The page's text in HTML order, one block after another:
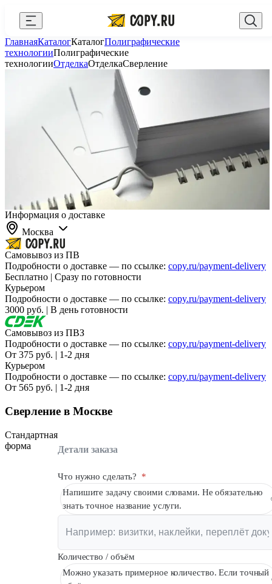
Выберите город
AI Copy.ru
API и интеграции
Сувениры с логотипом
Калькулятор
Генератор QR-кодов
Публичная оферта
Клуб привилегий
Вакансии
О компании
Написать директору
Арендодателям
Портфолио
Закрыть
ГлавнаяКаталогКаталогПолиграфические
технологииПолиграфические
технологииОтделкаОтделкаСверление
Информация о доставке
Москва
Самовывоз из ПВ
Подробности о доставке — по ссылке: copy.ru/payment-delivery
Бесплатно | Сразу по готовности
Курьером
Подробности о доставке — по ссылке: copy.ru/payment-delivery
3000 руб. | В день готовности
Самовывоз из ПВЗ
Подробности о доставке — по ссылке: copy.ru/payment-delivery
От 375 руб. | 1-2 дня
Курьером
Подробности о доставке — по ссылке: copy.ru/payment-delivery
От 565 руб. | 1-2 дня
Сверление в Москве
Стандартная
форма
Детали заказа
Что нужно сделать?
*
Напишите задачу своими словами. Не обязательно
знать точное название услуги.
Количество / объём
Можно указать примерное количество. Если точный